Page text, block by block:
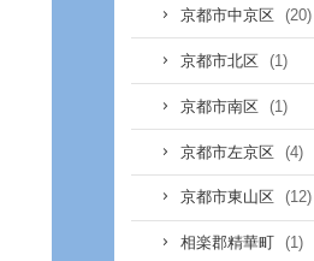
京都市中京区 (20)
京都市北区 (1)
京都市南区 (1)
京都市左京区 (4)
京都市東山区 (12)
相楽郡精華町 (1)